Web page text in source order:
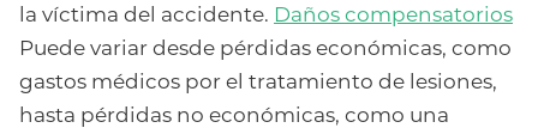
la víctima del accidente. Daños compensatorios
Puede variar desde pérdidas económicas, como
gastos médicos por el tratamiento de lesiones,
hasta pérdidas no económicas, como una